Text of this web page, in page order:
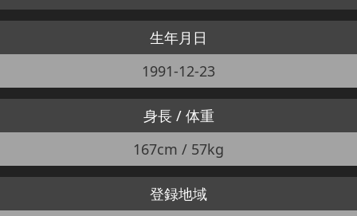
生年月日
1991-12-23
身長 / 体重
167cm / 57kg
登録地域